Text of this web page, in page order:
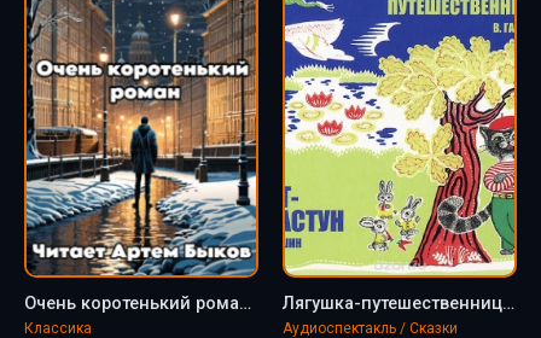
Очень коротенький роман - Всеволод Гаршин
Классика
Лягушка-путешественница, Кот-хвастун - Всеволод Гаршин, Владимир Левшин
Аудиоспектакль / Сказки